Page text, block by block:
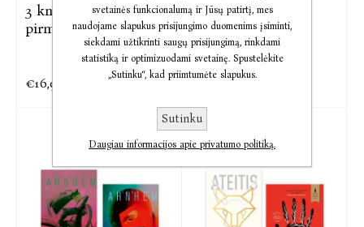
3 knygų rinkinys
pirmieji ...
€16,98
Maggie O'Farrell 2
knygų ...
Maggie O'Farrell
€25,45
svetainės funkcionalumą ir Jūsų patirtį, mes
naudojame slapukus prisijungimo duomenims įsiminti,
siekdami užtikrinti saugų prisijungimą, rinkdami
statistiką ir optimizuodami svetainę. Spustelėkite
„Sutinku“, kad priimtumėte slapukus.
Sutinku
Daugiau informacijos apie privatumo politiką.